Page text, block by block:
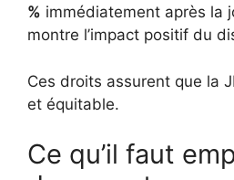
% immédiatement après la
montre l’impact positif du
Ces droits assurent que la
et équitable.
Ce qu’il faut